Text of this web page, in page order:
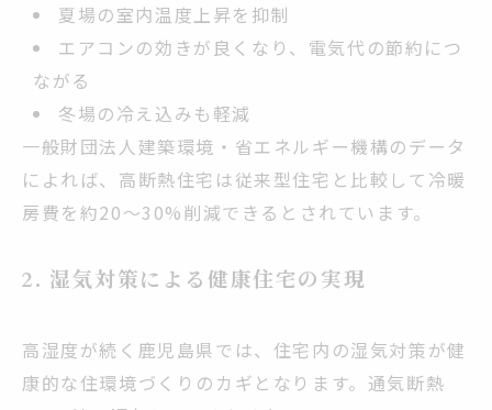
夏場の室内温度上昇を抑制
エアコンの効きが良くなり、電気代の節約につ
ながる
冬場の冷え込みも軽減
一般財団法人建築環境・省エネルギー機構のデータ
によれば、高断熱住宅は従来型住宅と比較して冷暖
房費を約20〜30%削減できるとされています。
2. 湿気対策による健康住宅の実現
高湿度が続く鹿児島県では、住宅内の湿気対策が健
康的な住環境づくりのカギとなります。通気断熱